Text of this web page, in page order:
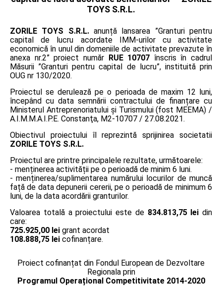
TOYS S.R.L.
ZORILE TOYS S.R.L.anunță lansarea ”Granturi pentru
capital de lucru acordate IMM-urilor cu activitate
economică în unul din domeniile de activitate prevazute în
anexa nr.2” proiect număr RUE 10707 înscris în cadrul
Măsurii ”Granturi pentru capital de lucru”, instituită prin
OUG nr 130/2020.
Proiectul se derulează pe o perioada de maxim 12 luni,
începând cu data semnării contractului de finanțare cu
Ministerul Antreprenoriatului și Turismului (fost MEEMA) /
A.I.M.M.A.I.P.E. Constanţa, M2-10707 / 27.08.2021.
Obiectivul proiectului îl reprezintă sprijinirea societatii
ZORILE TOYS S.R.L.
Proiectul are printre principalele rezultate, următoarele:
- menținerea activității pe o perioadă de minim 6 luni.
- menținerea/suplimentarea numărului locurilor de muncă
față de data depunerii cererii, pe o perioadă de minimum 6
luni, de la data acordării granturilor.
Valoarea totală a proiectului este de 834.813,75 lei din
care:
725.925,00 lei grant acordat
108.888,75 lei cofinanțare.
Proiect cofinanțat din Fondul European de Dezvoltare
Regionala prin
Programul Operațional Competitivitate 2014-2020